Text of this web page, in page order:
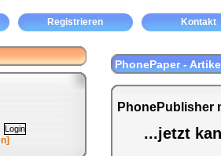
Registrieren Kontakt
PhonePaper -
PhonePublisher
...jetzt